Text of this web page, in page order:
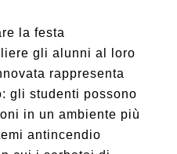
la festa
gli alunni al loro
rappresenta
gli studenti possono
in un ambiente più
antincendio